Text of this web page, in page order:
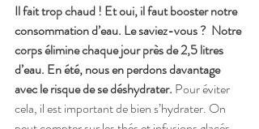
Il fait trop chaud ! Et oui, il faut booster notre
consommation d’eau. Le saviez-vous ?  Notre
corps élimine chaque jour près de 2,5 litres
d’eau. En été, nous en perdons davantage
avec le risque de se déshydrater. Pour éviter
cela, il est important de bien s’hydrater. On